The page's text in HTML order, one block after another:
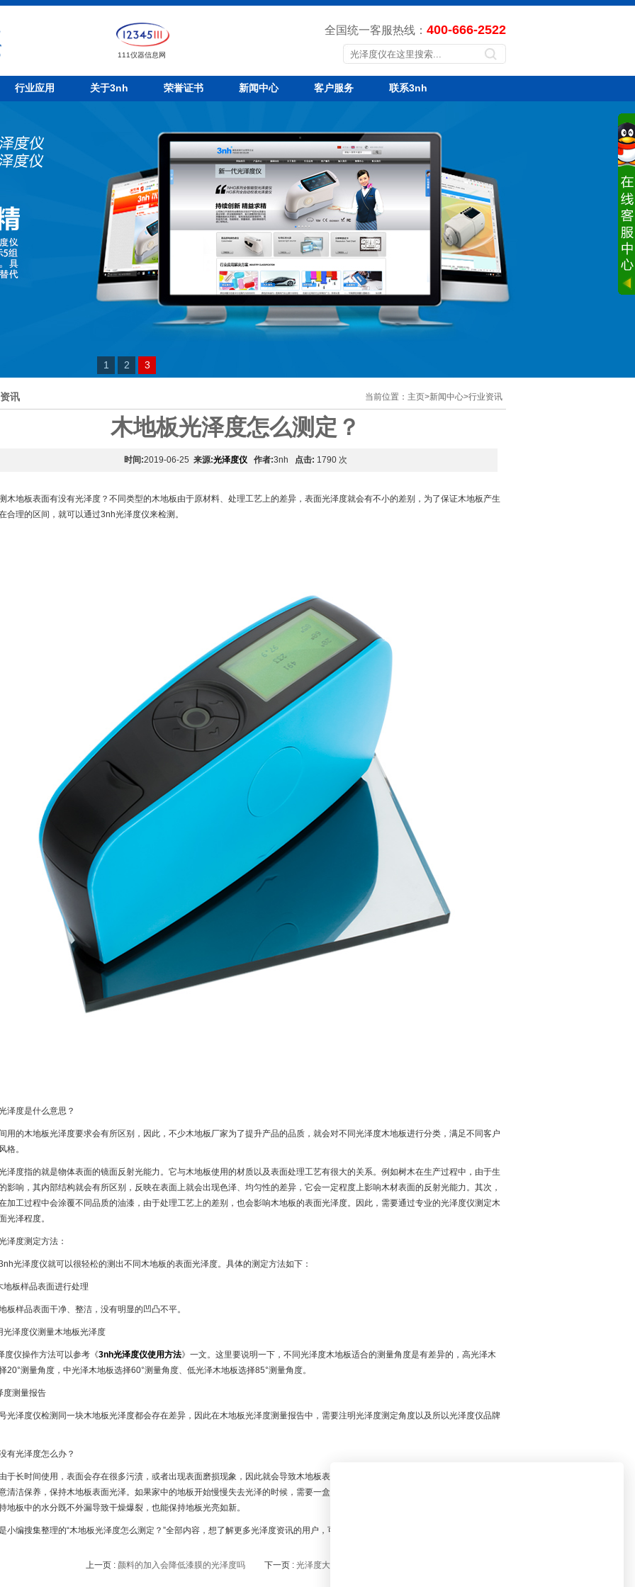
111仪器信息网
全国统一客服热线： 400-666-2522
行业应用 关于3nh 荣誉证书 新闻中心 客户服务 联系3nh
1 2 3
讯 当前位置： 主页>新闻中心>行业资讯
木地板光泽度怎么测定？
时间:2019-06-25 来源:光泽度仪 作者:3nh 点击: 1790 次
木地板表面有没有光泽度？不同类型的木地板由于原材料、处理工艺上的差异，表面光泽度就会有不小的差别，为了保证木地板产生
合理的区间，就可以通过3nh光泽度仪来检测。
泽度是什么意思？
用的木地板光泽度要求会有所区别，因此，不少木地板厂家为了提升产品的品质，就会对不同光泽度木地板进行分类，满足不同客户
格。
泽度指的就是物体表面的镜面反射光能力。它与木地板使用的材质以及表面处理工艺有很大的关系。例如树木在生产过程中，由于生
影响，其内部结构就会有所区别，反映在表面上就会出现色泽、均匀性的差异，它会一定程度上影响木材表面的反射光能力。其次，
加工过程中会涂覆不同品质的油漆，由于处理工艺上的差别，也会影响木地板的表面光泽度。因此，需要通过专业的光泽度仪测定木
光泽程度。
泽度测定方法：
光泽度仪就可以很轻松的测出不同木地板的表面光泽度。具体的测定方法如下：
地板样品表面进行处理
板样品表面干净、整洁，没有明显的凹凸不平。
光泽度仪测量木地板光泽度
度仪操作方法可以参考《3nh光泽度仪使用方法》一文。这里要说明一下，不同光泽度木地板适合的测量角度是有差异的，高光泽木
20°测量角度，中光泽木地板选择60°测量角度、低光泽木地板选择85°测量角度。
度测量报告
光泽度仪检测同一块木地板光泽度都会存在差异，因此在木地板光泽度测量报告中，需要注明光泽度测定角度以及所以光泽度仪品牌
有光泽度怎么办？
于长时间使用，表面会存在很多污渍，或者出现表面磨损现象，因此就会导致木地板表面光泽降低。因此，在平常使用木地板时，就
清洁保养，保持木地板表面光泽。如果家中的地板开始慢慢失去光泽的时候，需要一盒优质的地板蜡，通过打蜡，逐渐形成保护膜，
地板中的水分既不外漏导致干燥爆裂，也能保持地板光亮如新。
小编搜集整理的“木地板光泽度怎么测定？”全部内容，想了解更多光泽度资讯的用户，可以关注我们的后续更新！
上一页 : 颜料的加入会降低漆膜的光泽度吗 下一页 : 光泽度大小的含义是什么